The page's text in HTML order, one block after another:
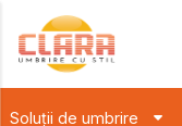
Soluții de umbrire